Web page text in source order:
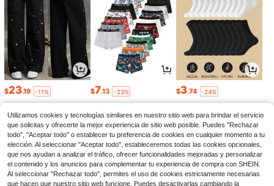
$23.19 -11% $7.13 -23% $3.74 -24%
Utilizamos cookies y tecnologías similares en nuestro sitio web para brindar el servicio
que solicitas y ofrecerte la mejor experiencia de sitio web posible. Puedes "Rechazar
todo", "Aceptar todo" o establecer tu preferencia de cookies en cualquier momento a tu
elección. Al seleccionar "Aceptar todo", estableceremos todas las cookies opcionales,
que nos ayudan a analizar el tráfico, ofrecer funcionalidades mejoradas y personalizar
el contenido y los anuncios para complementar tu experiencia de compra con SHEIN.
Al seleccionar "Rechazar todo", permites el uso de cookies estrictamente necesarias
que hacen que nuestro sitio web funcione. Puedes desactivarlas cambiando la